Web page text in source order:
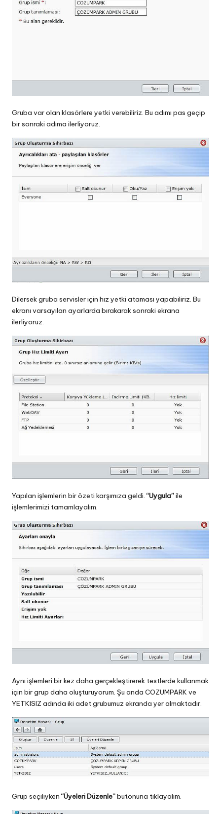
Gruba var olan klasörlere yetki verebiliriz. Bu adımı pas geçip
bir sonraki adıma ilerliyoruz.
Dilersek gruba servisler için hız yetki ataması yapabiliriz. Bu
ekranı varsayılan ayarlarda bırakarak sonraki ekrana
ilerliyoruz.
Yapılan işlemlerin bir özeti karşımıza geldi.“Uygula”ile
işlemlerimizi tamamlayalım.
Aynı işlemleri bir kez daha gerçekleştirerek testlerde kullanmak
için bir grup daha oluşturuyorum. Şu anda COZUMPARK ve
YETKISIZ adında iki adet grubumuz ekranda yer almaktadır.
Grup seçiliyken“Üyeleri Düzenle”butonuna tıklayalım.